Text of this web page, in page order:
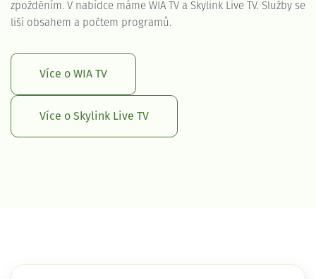
zpožděním. V nabídce máme WIA TV a Skylink Live TV. Služby se
liší obsahem a počtem programů.
Více o WIA TV
Více o Skylink Live TV